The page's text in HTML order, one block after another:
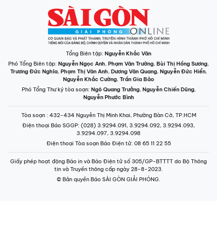
Tổng Biên tập: Nguyễn Khắc Văn
Phó Tổng Biên tập: Nguyễn Ngọc Anh, Phạm Văn Trường, Bùi Thị Hồng Sương,
Trương Đức Nghĩa, Phạm Thị Vân Anh, Dương Văn Quang, Nguyễn Đức Hiển,
Nguyễn Khắc Cường, Trần Gia Bảo
Phó Tổng Thư ký tòa soạn: Ngô Quang Trưởng, Nguyễn Chiến Dũng,
Nguyễn Phước Bình
Tòa soạn : 432-434 Nguyễn Thị Minh Khai, Phường Bàn Cờ, TP.HCM
Điện thoại Báo SGGP: (028) 3.9294.091, 3.9294.092, 3.9294.093,
3.9294.097, 3.9294.098
Điện thoại Tòa soạn Báo Điện tử: 08 65 11 22 55
Giấy phép hoạt động Báo in và Báo Điện tử số 305/GP-BTTTT do Bộ Thông
tin và Truyền thông cấp ngày 28-8-2023.
© Bản quyền Báo SÀI GÒN GIẢI PHÓNG.